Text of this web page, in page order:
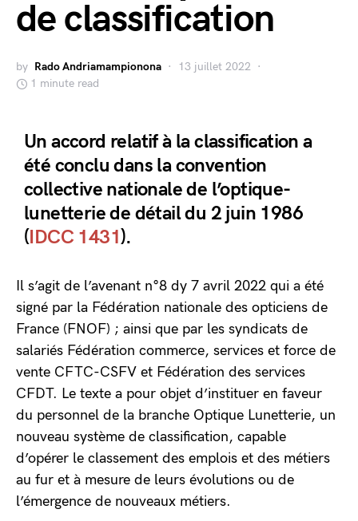
de classification
by Rado Andriamampionona
13 juillet 2022
1 minute read
Un accord relatif à la classification a
été conclu dans la convention
collective nationale de l’optique-
lunetterie de détail du 2 juin 1986
(IDCC 1431).
Il s’agit de l’avenant n°8 dy 7 avril 2022 qui a été
signé par la Fédération nationale des opticiens de
France (FNOF) ; ainsi que par les syndicats de
salariés Fédération commerce, services et force de
vente CFTC-CSFV et Fédération des services
CFDT. Le texte a pour objet d’instituer en faveur
du personnel de la branche Optique Lunetterie, un
nouveau système de classification, capable
d’opérer le classement des emplois et des métiers
au fur et à mesure de leurs évolutions ou de
l’émergence de nouveaux métiers.